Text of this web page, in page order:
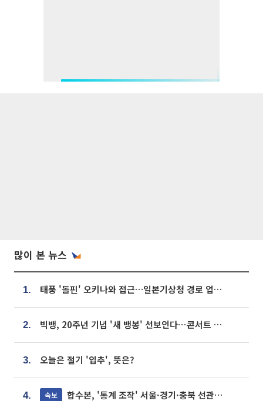
많이 본 뉴스
1. 태풍 '돌핀' 오키나와 접근…일본기상청 경로 업데이트
2. 빅뱅, 20주년 기념 '새 뱅봉' 선보인다⋯콘서트 앞두고 팝업 개최
3. 오늘은 절기 '입추', 뜻은?
4. 속보 합수본, '통계 조작' 서울·경기·충북 선관위 등 추가 압수수색